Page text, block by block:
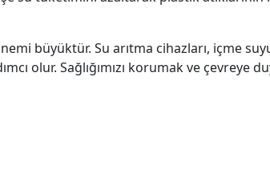
büyüktür. Su arıtma cihazları, içme
olur. Sağlığımızı korumak ve çevreye